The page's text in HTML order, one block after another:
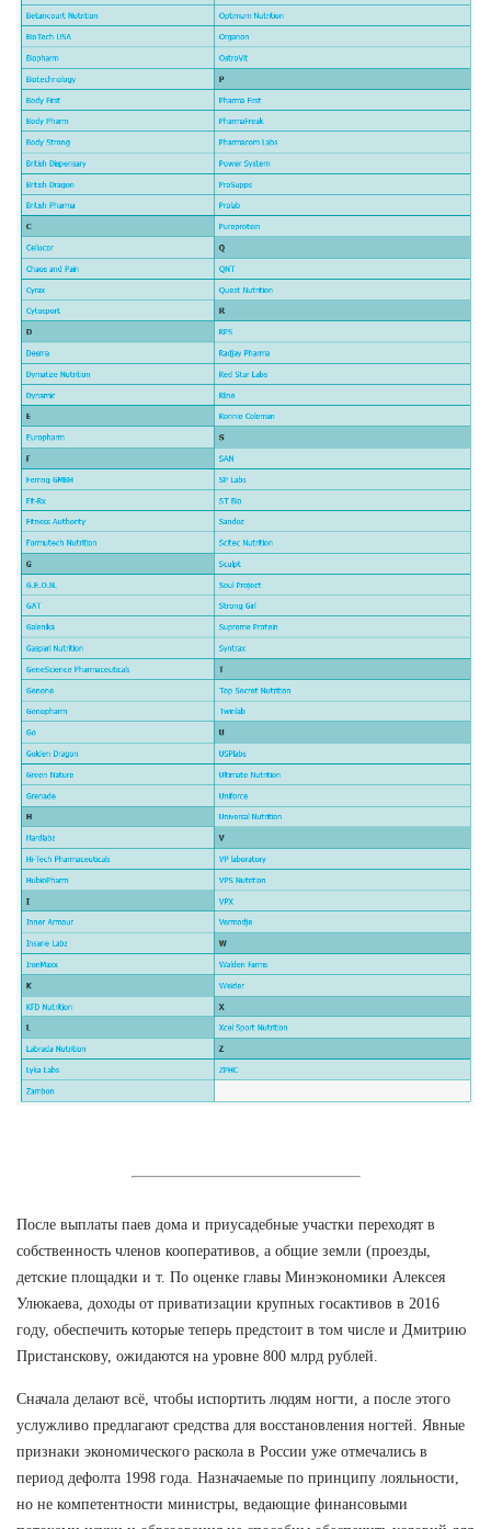
После выплаты паев дома и приусадебные участки переходят в
собственность членов кооперативов, а общие земли (проезды,
детские площадки и т. По оценке главы Минэкономики Алексея
Улюкаева, доходы от приватизации крупных госактивов в 2016
году, обеспечить которые теперь предстоит в том числе и Дмитрию
Пристанскову, ожидаются на уровне 800 млрд рублей.
Сначала делают всё, чтобы испортить людям ногти, а после этого
услужливо предлагают средства для восстановления ногтей. Явные
признаки экономического раскола в России уже отмечались в
период дефолта 1998 года. Назначаемые по принципу лояльности,
но не компетентности министры, ведающие финансовыми